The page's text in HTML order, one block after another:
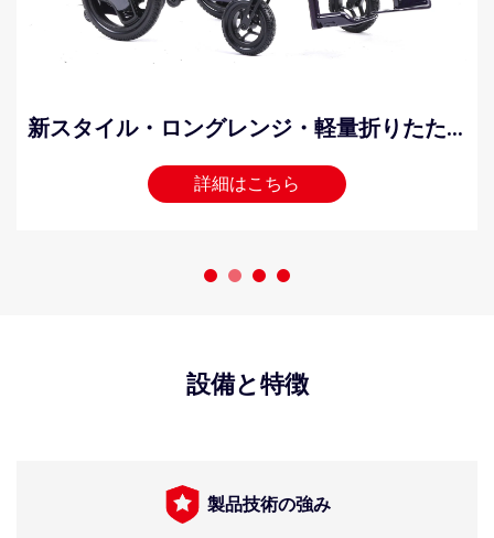
新スタイル・ロングレンジ・軽量折りたたみ式カーボンファイバー電動車椅子
詳細はこちら
設備と特徴
製品技術の強み